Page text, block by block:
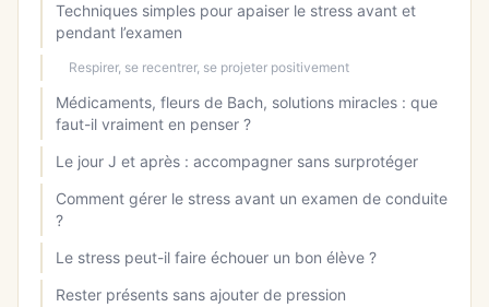
Techniques simples pour apaiser le stress avant et
pendant l’examen
Respirer, se recentrer, se projeter positivement
Médicaments, fleurs de Bach, solutions miracles : que
faut-il vraiment en penser ?
Le jour J et après : accompagner sans surprotéger
Comment gérer le stress avant un examen de conduite
?
Le stress peut-il faire échouer un bon élève ?
Rester présents sans ajouter de pression